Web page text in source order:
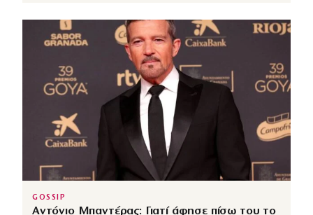
GOSSIP
Αντόνιο Μπαντέρας: Γιατί άφησε πίσω του το